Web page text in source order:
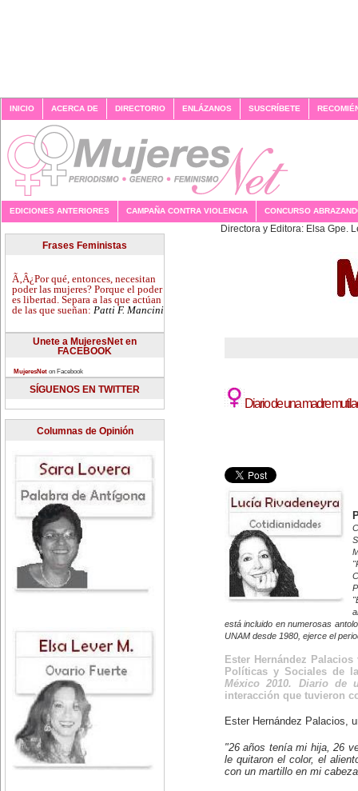
INICIO ACERCA DE DIRECTORIO ENLÁZANOS SUSCRÍBETE
EDICIONES ANTERIORES CAMPAÑA CONTRA VIOLENCIA CONCURSO
Directora y
Frases Feministas
Ã‚Â¿Por qué, entonces, necesitan
poder las mujeres? Porque el poder
es libertad. Separa a las que actúan
de las que sueñan: Patti F. Mancini
Unete a MujeresNet en
FACEBOOK
MujeresNet on Facebook
SÍGUENOS EN TWITTER
Columnas de Opinión
Diario de una madre
está incluido en numerosas
UNAM desde 1980, ejerce el
Ester Hernández
Políticas y Sociales de
México 2010. Diario de
interacción que tuvieron
Ester Hernández Palacios,
"26 años tenía mi hija, 26
le quitaron el color, el
con un martillo en mi